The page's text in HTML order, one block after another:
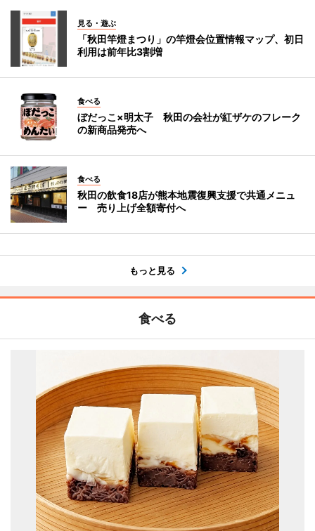
見る・遊ぶ
「秋田竿燈まつり」の竿燈会位置情報マップ、初日
利用は前年比3割増
食べる
ぼだっこ×明太子 秋田の会社が紅ザケのフレーク
の新商品発売へ
食べる
秋田の飲食18店が熊本地震復興支援で共通メニュ
ー 売り上げ全額寄付へ
もっと見る
食べる